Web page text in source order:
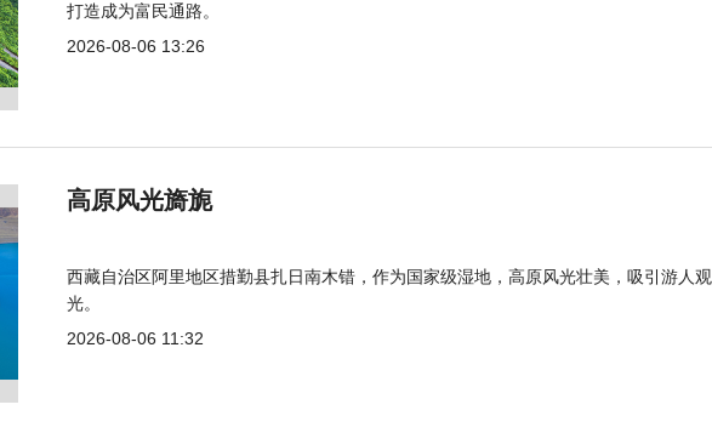
打造成为富民通路。
2026-08-06 13:26
高原风光旖旎
西藏自治区阿里地区措勤县扎日南木错，作为国家级湿地，高原风光壮美，吸引游人观
光。
2026-08-06 11:32